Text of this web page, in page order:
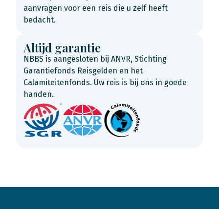
aanvragen voor een reis die u zelf heeft
bedacht.
Altijd garantie
NBBS is aangesloten bij ANVR, Stichting
Garantiefonds Reisgelden en het
Calamiteitenfonds. Uw reis is bij ons in goede
handen.